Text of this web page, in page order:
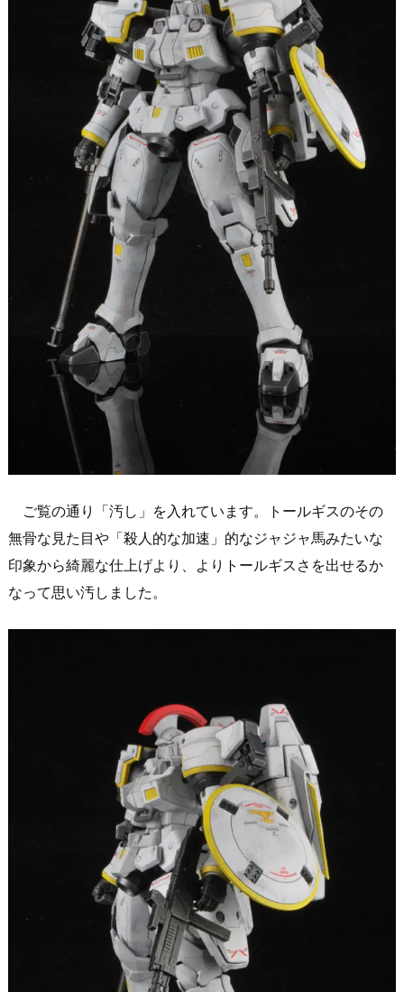
ご覧の通り「汚し」を入れています。トールギスのその
無骨な見た目や「殺人的な加速」的なジャジャ馬みたいな
印象から綺麗な仕上げより、よりトールギスさを出せるか
なって思い汚しました。